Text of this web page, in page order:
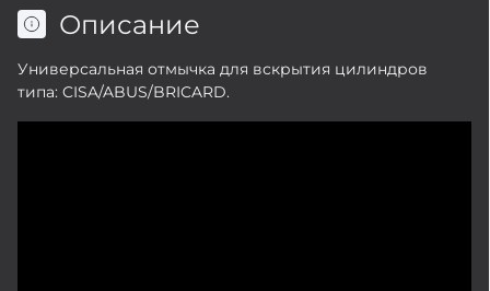
Описание
Универсальная отмычка для вскрытия цилиндров
типа: CISA/ABUS/BRICARD.